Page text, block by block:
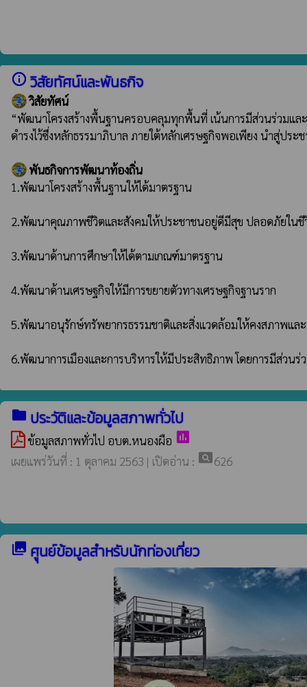
info_outline วิสัยทัศน์และพันธกิจ
วิสัยทัศน์
“พัฒนาโครงสร้างพื้นฐานครอบคลุมทุกพื้นที่ เน้นการมีส่วนร่วมแ
ดำรงไว้ซึ่งหลักธรรมาภิบาล ภายใต้หลักเศรษฐกิจพอเพียง นำสู่ประ
พันธกิจการพัฒนาท้องถิ่น
1.พัฒนาโครงสร้างพื้นฐานให้ได้มาตรฐาน
2.พัฒนาคุณภาพชีวิตและสังคมให้ประชาชนอยู่ดีมีสุข ปลอดภัยใน
3.พัฒนาด้านการศึกษาให้ได้ตามเกณฑ์มาตรฐาน
4.พัฒนาด้านเศรษฐกิจให้มีการขยายตัวทางเศรษฐกิจฐานราก
5.พัฒนาอนุรักษ์ทรัพยากรธรรมชาติและสิ่งแวดล้อมให้คงสภาพแ
6.พัฒนาการเมืองและการบริหารให้มีประสิทธิภาพ โดยการมีส่วนร่
folder ประวัติและข้อมูลสภาพทั่วไป
ข้อมูลสภาพทั่วไป อบต.หนองผือ poll
เผยแพร่วันที่ : 1 ตุลาคม 2563 | เปิดอ่าน : pageview626
collections ศูุนย์ข้อมูลสำหรับนักท่องเที่ยว